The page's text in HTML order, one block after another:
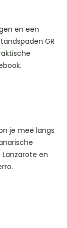
en een
GR
je mee langs
en